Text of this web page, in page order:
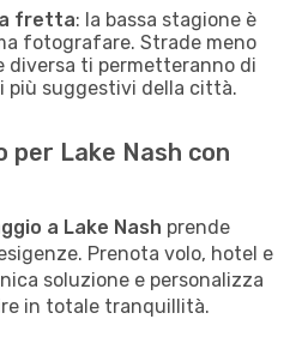
fretta: la bassa stagione è
fotografare. Strade meno
diversa ti permetteranno di
più suggestivi della città.
per Lake Nash con
a Lake Nash prende
Prenota volo, hotel e
soluzione e personalizza
in totale tranquillità.